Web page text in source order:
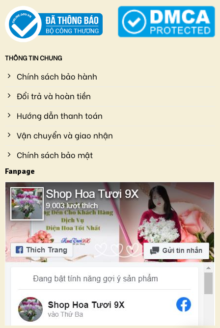
THÔNG TIN CHUNG
Chính sách bảo hành
Đổi trả và hoàn tiền
Hướng dẫn thanh toán
Vận chuyển và giao nhận
Chính sách bảo mật
Fanpage